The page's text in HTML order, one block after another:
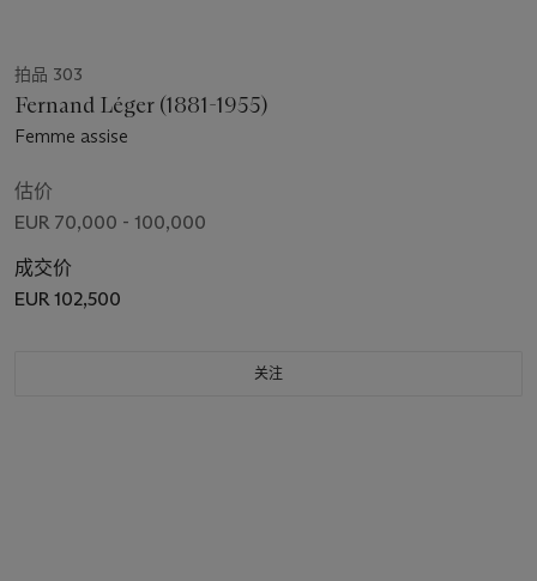
拍品 303
Fernand Léger (1881-1955)
Femme assise
估价
EUR 70,000 - 100,000
成交价
EUR 102,500
关注